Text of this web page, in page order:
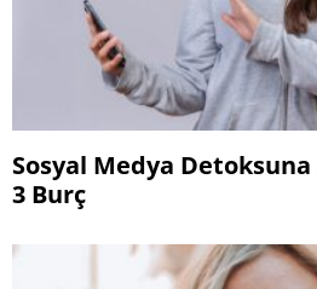
Sosyal Medya
3 Burç